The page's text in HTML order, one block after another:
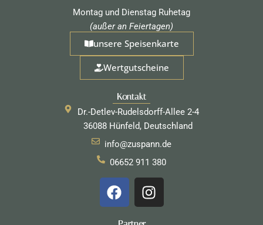
Montag und Dienstag Ruhetag
(außer an Feiertagen)
unsere Speisenkarte
Wertgutscheine
Kontakt
Dr.-Detlev-Rudelsdorff-Allee 2-4
36088 Hünfeld, Deutschland
info@zuspann.de
06652 911 380
F
a
c
I
n
s